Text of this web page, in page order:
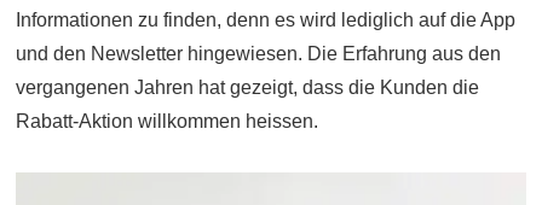
Informationen zu finden, denn es wird lediglich auf die App
und den Newsletter hingewiesen. Die Erfahrung aus den
vergangenen Jahren hat gezeigt, dass die Kunden die
Rabatt-Aktion willkommen heissen.